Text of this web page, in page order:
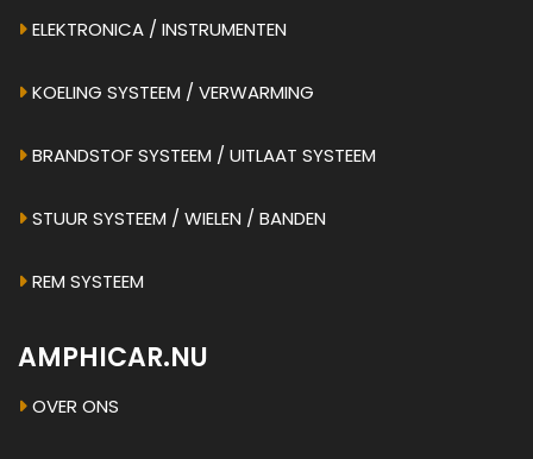
ELEKTRONICA / INSTRUMENTEN
KOELING SYSTEEM / VERWARMING
BRANDSTOF SYSTEEM / UITLAAT SYSTEEM
STUUR SYSTEEM / WIELEN / BANDEN
REM SYSTEEM
AMPHICAR.NU
OVER ONS